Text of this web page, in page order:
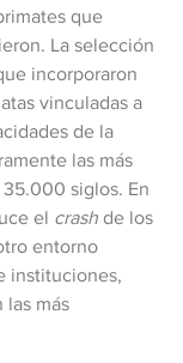
que
La selección
incorporaron
vinculadas a
de la
las más
siglos. En
el crashde los
entorno
instituciones,
las más